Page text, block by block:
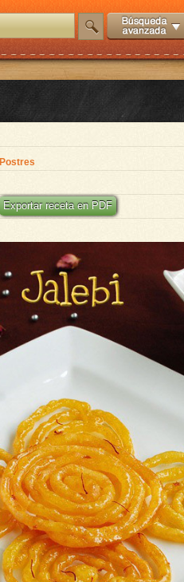
Postres
Exportar receta en PDF